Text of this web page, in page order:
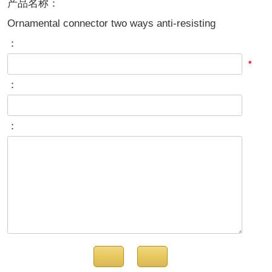
产品名称：
Ornamental connector two ways anti-resisting
：
*
：
：